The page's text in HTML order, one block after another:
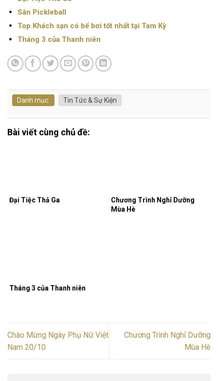
Sân Pickleball
Top Khách sạn có bể bơi tốt nhất tại Tam Kỳ
Tháng 3 của Thanh niên
Danh mục: Tin Tức & Sự Kiện
Bài viết cùng chủ đề:
Đại Tiệc Thả Ga
Chương Trình Nghỉ Dưỡng
Mùa Hè
Tháng 3 của Thanh niên
Chào Mừng Ngày Phụ Nữ Việt
Nam 20/10
Chương Trình Nghỉ Dưỡng
Mùa Hè